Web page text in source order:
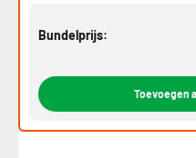
Bundelprijs:
Toevoegen